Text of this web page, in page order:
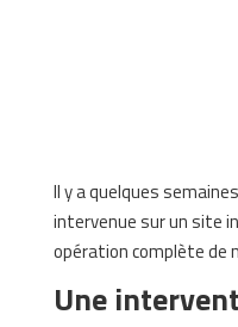
Il y a quelques
intervenue sur un site
opération complète de
Une